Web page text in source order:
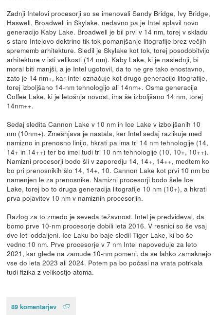
Zadnji Intelovi procesorji so se imenovali Sandy Bridge, Ivy Bridge,
Haswell, Broadwell in Skylake, nedavno pa je Intel splavil novo
generacijo Kaby Lake. Broadwell je bil prvi v 14 nm, torej v skladu
s staro Intelovo doktrino tik-tok pomanjšanje litografije brez večjih
sprememb arhitekture. Sledil je Skylake kot tok, torej posodobitvijo
arhitekture v isti velikosti (14 nm). Kaby Lake, ki je naslednji, bi
moral biti manjši, a je Intel ugotovil, da to ne gre tako enostavno,
zato je 14 nm+, kar Intel označuje kot drugo generacijo litografije,
torej izboljšano 14-nm tehnologijo ali 14nm+. Osma generacija
Coffee Lake, ki je letošnja novost, ima še izboljšano 14 nm, torej
14nm++.
Sedaj sledita Cannon Lake v 10 nm in Ice Lake v izboljšanih 10
nm (10nm+). Zmešnjava je nastala, ker Intel sedaj razlikuje med
namizno in prenosno linijo, hkrati pa ima tri 14 nm tehnologije (14,
14+ in 14++) ter bo imel tudi tri 10 nm tehnologije (10, 10+, 10++).
Namizni procesorji bodo šli v zaporedju 14, 14+, 14++, medtem ko
bo pri prenosnikih šlo 14, 14+, 10. Cannon Lake kot prvi 10 nm bo
namenjen le za prenosnike. Namizni procesorji bodo šele Ice
Lake, torej bo to druga generacija litografije 10 nm (10+), a hkrati
prva pojavitev 10 nm v namiznih procesorjih.
Razlog za to zmedo je seveda težavnost. Intel je predvideval, da
bomo prve 10-nm procesorje dobili leta 2016. V resnici so še vsaj
dve leti oddaljeni. Ice Laku bo baje sledil Tiger Lake, ki bo še
vedno 10 nm. Prve procesorje v 7 nm Intel napoveduje za leto
2021, kar glede na zamude 10-nm pomeni, da se lahko zamaknejo
vse do leta 2023 ali 2024. Potem pa bo počasi na vrata potrkala
tudi fizika z velikostjo atoma.
89 komentarjev